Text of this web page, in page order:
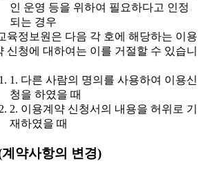
인 운영 등을 위하여 필요하다고 인정
되는 경우
육정보원은 다음 각 호에 해당하는 이용
신청에 대하여는 이를 거절할 수 있습니
1. 다른 사람의 명의를 사용하여 이용신
청을 하였을 때
2. 이용계약 신청서의 내용을 허위로 기
재하였을 때
약사항의 변경)